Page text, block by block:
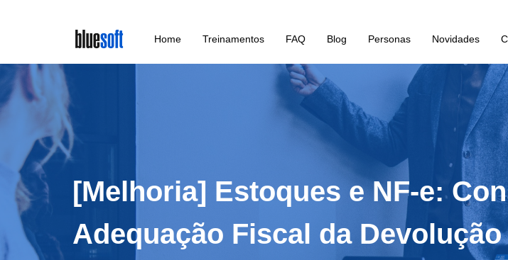
main
content
Home Treinamentos FAQ Blog Personas Novidades
[Melhoria] Estoques e NF-e:
Adequação Fiscal da